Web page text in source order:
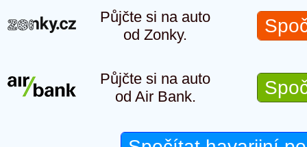
Půjčte si na auto
od Zonky.
Půjčte si na auto
od Air Bank.